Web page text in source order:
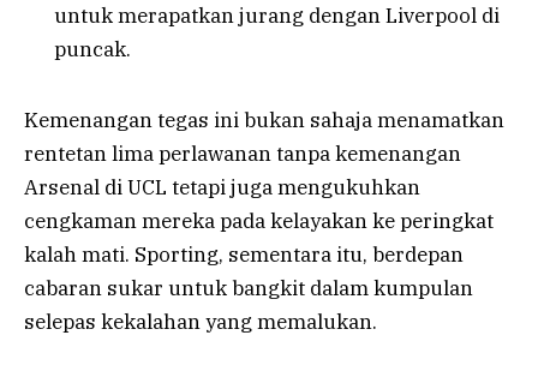
untuk merapatkan jurang dengan Liverpool di
puncak.
Kemenangan tegas ini bukan sahaja menamatkan
rentetan lima perlawanan tanpa kemenangan
Arsenal di UCL tetapi juga mengukuhkan
cengkaman mereka pada kelayakan ke peringkat
kalah mati. Sporting, sementara itu, berdepan
cabaran sukar untuk bangkit dalam kumpulan
selepas kekalahan yang memalukan.